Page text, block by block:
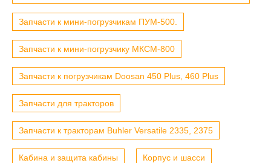
Запчасти к мини-погрузчикам ПУМ-500.
Запчасти к мини-погрузчику МКСМ-800
Запчасти к погрузчикам Doosan 450 Plus, 460 Plus
Запчасти для тракторов
Запчасти к тракторам Buhler Versatile 2335, 2375
Кабина и защита кабины Корпус и шасси